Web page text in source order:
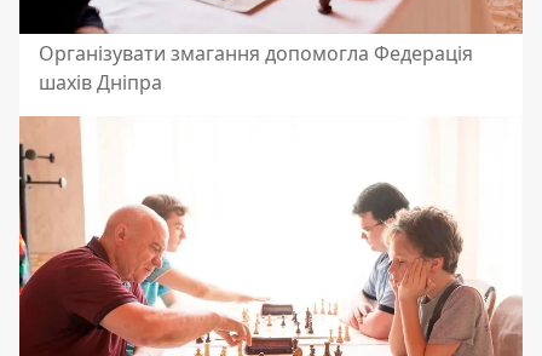
Організувати змагання допомогла Федерація
шахів Дніпра